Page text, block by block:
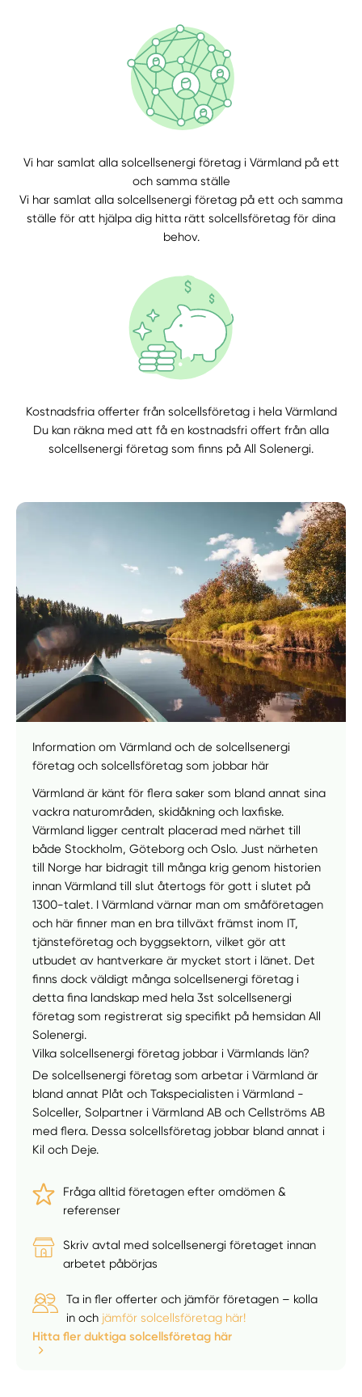
Välj tillvägagångssätt
Vi har samlat alla solcellsenergi företag i Värmland på ett
och samma ställe
Vi har samlat alla solcellsenergi företag på ett och samma
ställe för att hjälpa dig hitta rätt solcellsföretag för dina
behov.
Kostnadsfria offerter från solcellsföretag i hela Värmland
Du kan räkna med att få en kostnadsfri offert från alla
solcellsenergi företag som finns på All Solenergi.
Information om Värmland och de solcellsenergi
företag och solcellsföretag som jobbar här
Värmland är känt för flera saker som bland annat sina
vackra naturområden, skidåkning och laxfiske.
Värmland ligger centralt placerad med närhet till
både Stockholm, Göteborg och Oslo. Just närheten
till Norge har bidragit till många krig genom historien
innan Värmland till slut återtogs för gott i slutet på
1300-talet. I Värmland värnar man om småföretagen
och här finner man en bra tillväxt främst inom IT,
tjänsteföretag och byggsektorn, vilket gör att
utbudet av hantverkare är mycket stort i länet. Det
finns dock väldigt många solcellsenergi företag i
detta fina landskap med hela 3st solcellsenergi
företag som registrerat sig specifikt på hemsidan All
Solenergi.
Vilka solcellsenergi företag jobbar i Värmlands län?
De solcellsenergi företag som arbetar i Värmland är
bland annat Plåt och Takspecialisten i Värmland -
Solceller, Solpartner i Värmland AB och Cellströms AB
med flera. Dessa solcellsföretag jobbar bland annat i
Kil och Deje.
Fråga alltid företagen efter omdömen &
referenser
Skriv avtal med solcellsenergi företaget innan
arbetet påbörjas
Ta in fler offerter och jämför företagen – kolla
in och jämför solcellsföretag här!
Hitta fler duktiga solcellsföretag här